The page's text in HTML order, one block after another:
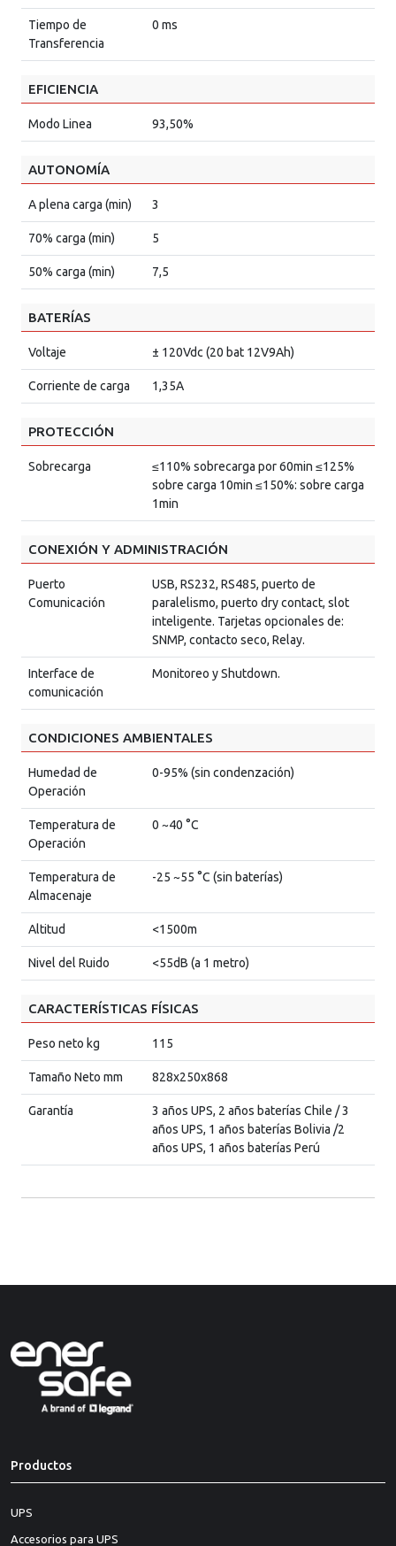
Tiempo de
Transferencia
0 ms
EFICIENCIA
Modo Linea 93,50%
AUTONOMÍA
A plena carga (min) 3
70% carga (min) 5
50% carga (min) 7,5
BATERÍAS
Voltaje ± 120Vdc (20 bat 12V9Ah)
Corriente de carga 1,35A
PROTECCIÓN
Sobrecarga
≤110% sobrecarga por 60min ≤125%
sobre carga 10min ≤150%: sobre carga
1min
CONEXIÓN Y ADMINISTRACIÓN
Puerto
Comunicación
USB, RS232, RS485, puerto de
paralelismo, puerto dry contact, slot
inteligente. Tarjetas opcionales de:
SNMP, contacto seco, Relay.
Interface de
comunicación
Monitoreo y Shutdown.
CONDICIONES AMBIENTALES
Humedad de
Operación
0-95% (sin condenzación)
Temperatura de
Operación
0 ~40 °C
Temperatura de
Almacenaje
-25 ~55 °C (sin baterías)
Altitud <1500m
Nivel del Ruido <55dB (a 1 metro)
CARACTERÍSTICAS FÍSICAS
Peso neto kg 115
Tamaño Neto mm 828x250x868
Garantía
3 años UPS, 2 años baterías Chile / 3
años UPS, 1 años baterías Bolivia /2
años UPS, 1 años baterías Perú
Productos
UPS
Accesorios para UPS